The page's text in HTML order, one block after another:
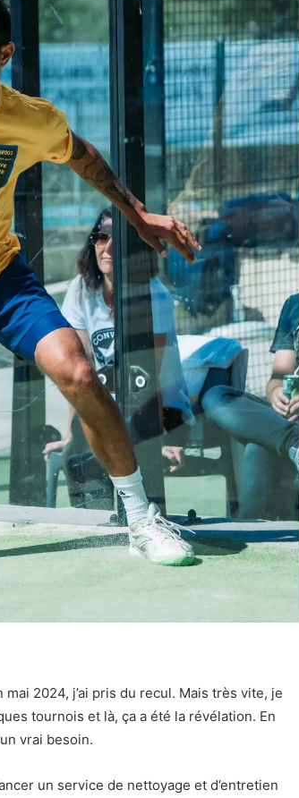
2024, j’ai pris du recul. Mais très vite, je
tournois et là, ça a été la révélation. En
vrai besoin.
un service de nettoyage et d’entretien